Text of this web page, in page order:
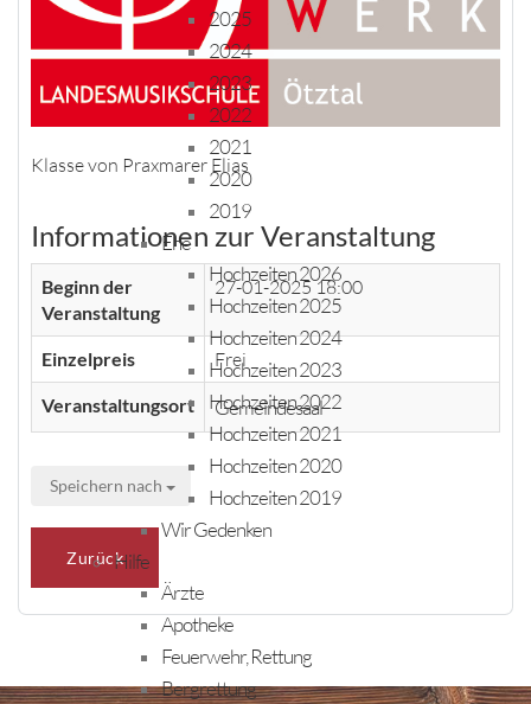
2025
2024
2023
2022
2021
2020
2019
Ehe
Hochzeiten 2026
Hochzeiten 2025
Hochzeiten 2024
Hochzeiten 2023
Hochzeiten 2022
Hochzeiten 2021
Hochzeiten 2020
Hochzeiten 2019
Wir Gedenken
Hilfe
Ärzte
Apotheke
Feuerwehr, Rettung
Bergrettung
Klasse von Praxmarer Elias
Informationen zur Veranstaltung
Beginn der
Veranstaltung
27-01-2025 18:00
Einzelpreis Frei
Veranstaltungsort Gemeindesaal
Speichern nach
Zurück